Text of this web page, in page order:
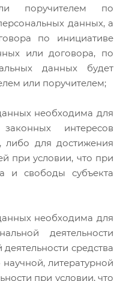
поручителем по
данных, а
по инициативе
или договора, по
данных будет
или поручителем;
необходима для
интересов
либо для достижения
при условии, что при
и свободы субъекта
необходима для
деятельности
средства
литературной
при условии, что